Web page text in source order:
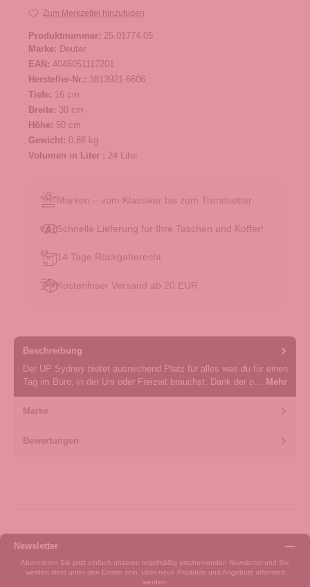
Zum Merkzettel hinzufügen
Produktnummer: 25.01774.05
Marke: Deuter
EAN: 4046051117201
Hersteller-Nr.: 3813921-6606
Tiefe: 16 cm
Breite: 30 cm
Höhe: 50 cm
Gewicht: 0,88 kg
Volumen in Liter : 24 Liter
Marken – vom Klassiker bis zum Trendsetter
Schnelle Lieferung für Ihre Taschen und Koffer!
14 Tage Rückgaberecht
Kostenloser Versand ab 20 EUR
Beschreibung
Der UP Sydney bietet ausreichend Platz für alles was du für einen
Tag im Büro, in der Uni oder Freizeit brauchst. Dank der o… Mehr
Marke
Bewertungen
Newsletter
Abonnieren Sie jetzt einfach unseren regelmäßig erscheinenden Newsletter und Sie
werden stets unter den Ersten sein, über neue Produkte und Angebote informiert
werden.